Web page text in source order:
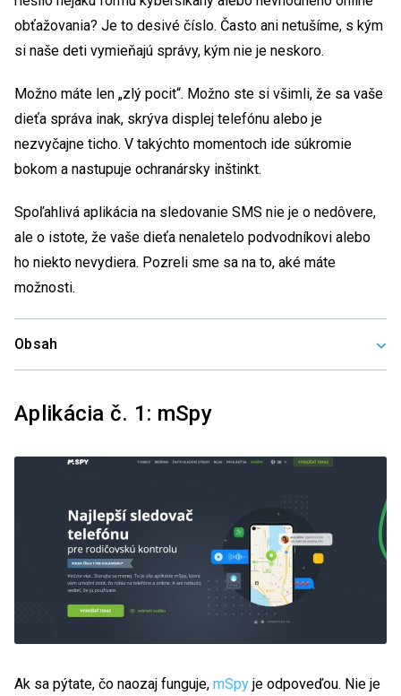
obťažovania? Je to desivé číslo. Často ani netušíme, s kým
si naše deti vymieňajú správy, kým nie je neskoro.
Možno máte len „zlý pocit“. Možno ste si všimli, že sa vaše
dieťa správa inak, skrýva displej telefónu alebo je
nezvyčajne ticho. V takýchto momentoch ide súkromie
bokom a nastupuje ochranársky inštinkt.
Spoľahlivá aplikácia na sledovanie SMS nie je o nedôvere,
ale o istote, že vaše dieťa nenaletelo podvodníkovi alebo
ho niekto nevydiera. Pozreli sme sa na to, aké máte
možnosti.
Obsah
Aplikácia č. 1: mSpy
Ak sa pýtate, čo naozaj funguje, mSpy je odpoveďou. Nie je